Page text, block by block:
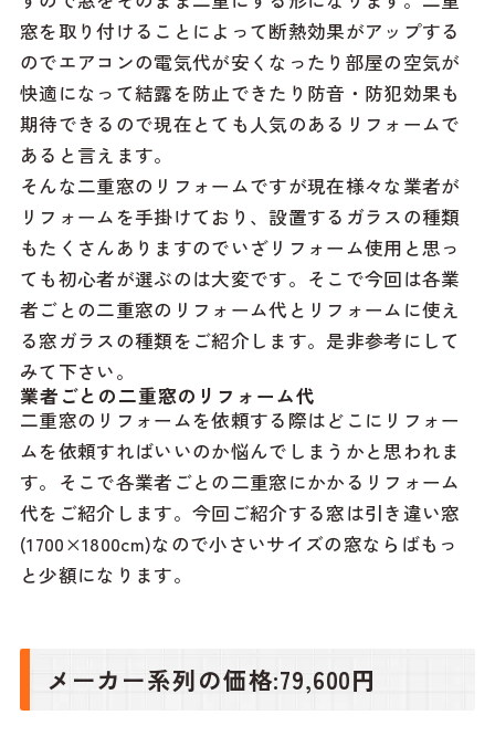
窓を取り付けることによって断熱効果がアップする
のでエアコンの電気代が安くなったり部屋の空気が
快適になって結露を防止できたり防音・防犯効果も
期待できるので現在とても人気のあるリフォームで
あると言えます。
そんな二重窓のリフォームですが現在様々な業者が
リフォームを手掛けており、設置するガラスの種類
もたくさんありますのでいざリフォーム使用と思っ
ても初心者が選ぶのは大変です。そこで今回は各業
者ごとの二重窓のリフォーム代とリフォームに使え
る窓ガラスの種類をご紹介します。是非参考にして
みて下さい。
業者ごとの二重窓のリフォーム代
二重窓のリフォームを依頼する際はどこにリフォー
ムを依頼すればいいのか悩んでしまうかと思われま
す。そこで各業者ごとの二重窓にかかるリフォーム
代をご紹介します。今回ご紹介する窓は引き違い窓
(1700×1800cm)なので小さいサイズの窓ならばもっ
と少額になります。
メーカー系列の価格:79,600円